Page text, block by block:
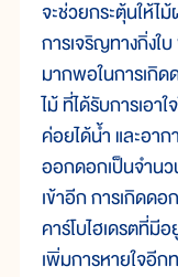
จะช่วยกระตุ้นให้ไ
การเจริญทางกิ่งใ
มากพอในการเกิ
ไม้ ที่ได้รับการเอา
ค่อยได้น้ำ และอา
ออกดอกเป็นจำนว
เข้าอีก การเกิดดอ
คาร์โบไฮเดรตที่
เพิ่มการหายใจอีก